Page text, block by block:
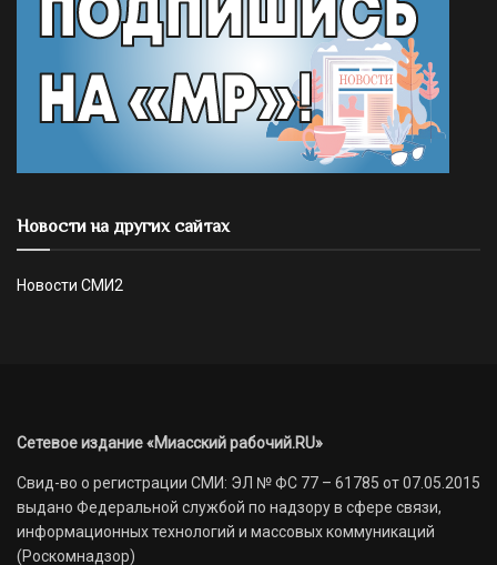
Новости на других сайтах
Новости СМИ2
Сетевое издание «Миасский рабочий.RU»
Свид-во о регистрации СМИ: ЭЛ № ФС 77 – 61785 от 07.05.2015
выдано Федеральной службой по надзору в сфере связи,
информационных технологий и массовых коммуникаций
(Роскомнадзор)